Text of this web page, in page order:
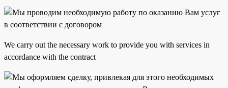
We carry out the necessary work to provide you with services in
accordance with the contract